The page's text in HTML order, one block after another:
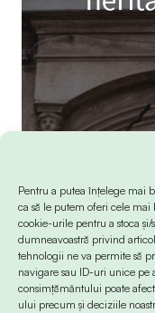
Pentru a putea înțelege mai
ca să le putem oferi cele
cookie-urile pentru a stoca
dumneavoastră privind
tehnologii ne va permite să
navigare sau ID-uri unice pe
consimțământului poate
ului precum și deciziile